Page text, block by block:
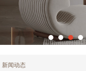
新闻动态